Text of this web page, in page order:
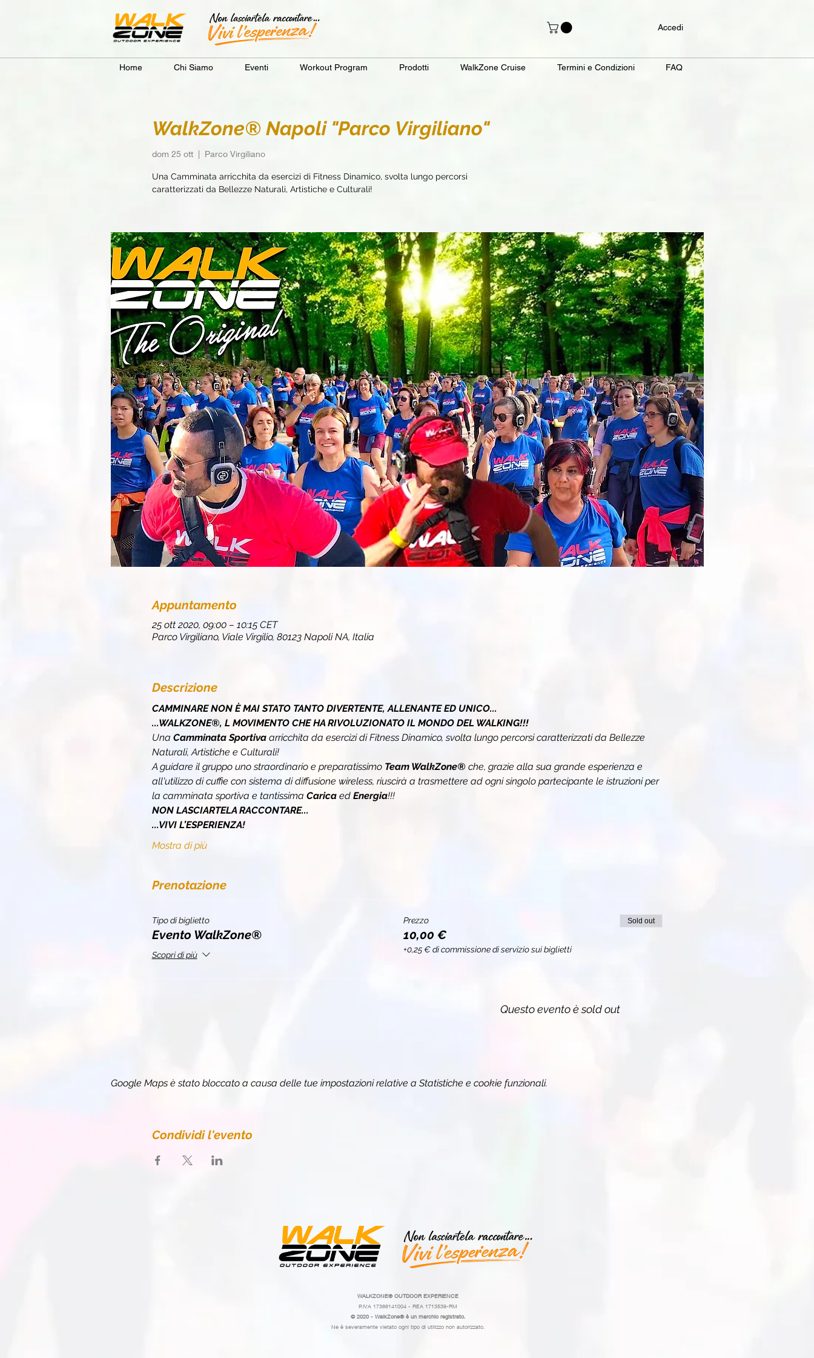
Accedi
Home Chi Siamo Eventi Workout Program Prodotti WalkZone Cruise Termini e Condizioni FAQ
WalkZone® Napoli "Parco Virgiliano"
dom 25 ott
  |
Parco Virgiliano
Una Camminata arricchita da esercizi di Fitness Dinamico, svolta lungo percorsi
caratterizzati da Bellezze Naturali, Artistiche e Culturali!
Appuntamento
25 ott 2020, 09:00 – 10:15 CET
Parco Virgiliano, Viale Virgilio, 80123 Napoli NA, Italia
Descrizione
CAMMINARE NON È MAI STATO TANTO DIVERTENTE, ALLENANTE ED UNICO...
...WALKZONE®, L MOVIMENTO CHE HA RIVOLUZIONATO IL MONDO DEL WALKING!!!
Una Camminata Sportiva arricchita da esercizi di Fitness Dinamico, svolta lungo percorsi caratterizzati da Bellezze
Naturali, Artistiche e Culturali!
A guidare il gruppo uno straordinario e preparatissimo Team WalkZone® che, grazie alla sua grande esperienza e
all'utilizzo di cuffie con sistema di diffusione wireless, riuscirà a trasmettere ad ogni singolo partecipante le istruzioni per
la camminata sportiva e tantissima Carica ed Energia!!!
NON LASCIARTELA RACCONTARE...
...VIVI L’ESPERIENZA!
Mostra di più
Prenotazione
Tipo di biglietto
Evento WalkZone®
Scopri di più
Prezzo
10,00 €
+0,25 € di commissione di servizio sui biglietti
Sold out
Questo evento è sold out
Google Maps è stato bloccato a causa delle tue impostazioni relative a Statistiche e cookie funzionali.
Condividi l'evento
WALKZONE®OUTDOOR EXPERIENCE
P.IVA 17366141004 - REA 1713539-RM
© 2020 - WalkZone® è un marchio registrato.
Ne è severamente vietato ogni tipo di utilizzo non autorizzato.